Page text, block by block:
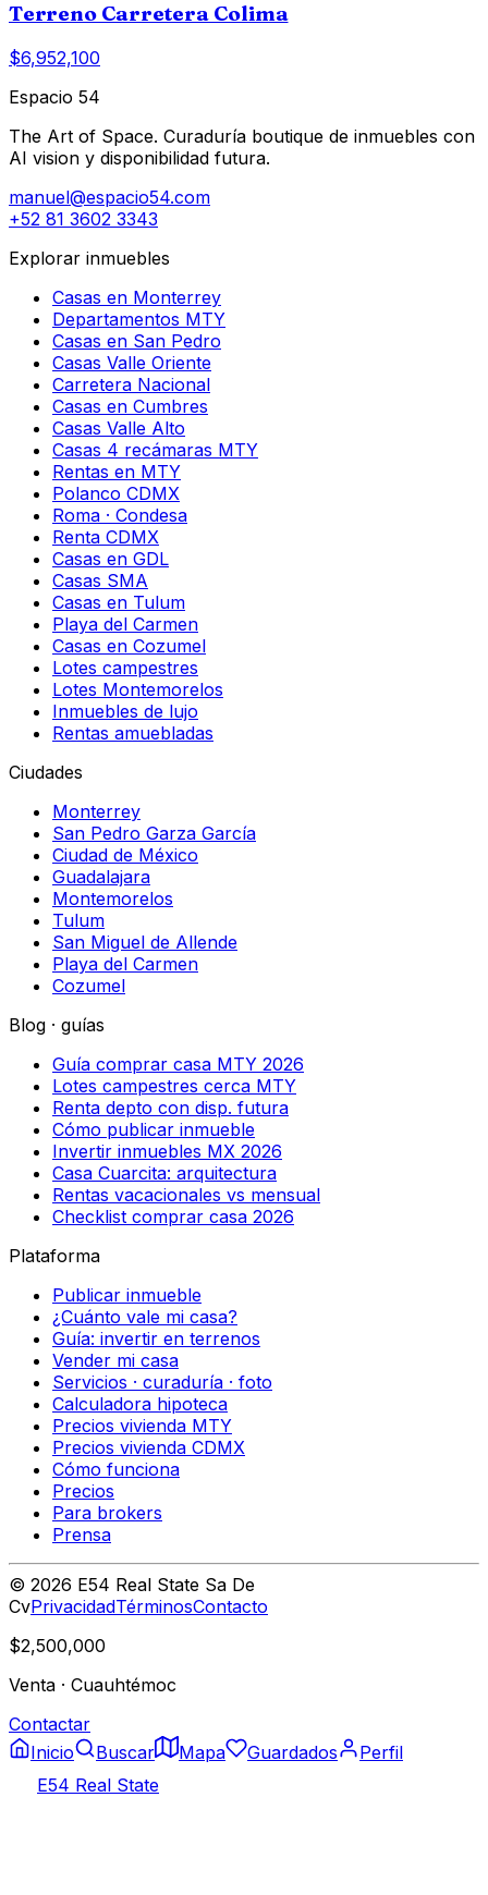
Terreno Carretera Colima
$6,952,100
Espacio 54
The Art of Space. Curaduría boutique de inmuebles con
AI vision y disponibilidad futura.
manuel@espacio54.com
+52 81 3602 3343
Explorar inmuebles
Casas en Monterrey
Departamentos MTY
Casas en San Pedro
Casas Valle Oriente
Carretera Nacional
Casas en Cumbres
Casas Valle Alto
Casas 4 recámaras MTY
Rentas en MTY
Polanco CDMX
Roma · Condesa
Renta CDMX
Casas en GDL
Casas SMA
Casas en Tulum
Playa del Carmen
Casas en Cozumel
Lotes campestres
Lotes Montemorelos
Inmuebles de lujo
Rentas amuebladas
Ciudades
Monterrey
San Pedro Garza García
Ciudad de México
Guadalajara
Montemorelos
Tulum
San Miguel de Allende
Playa del Carmen
Cozumel
Blog · guías
Guía comprar casa MTY 2026
Lotes campestres cerca MTY
Renta depto con disp. futura
Cómo publicar inmueble
Invertir inmuebles MX 2026
Casa Cuarcita: arquitectura
Rentas vacacionales vs mensual
Checklist comprar casa 2026
Plataforma
Publicar inmueble
¿Cuánto vale mi casa?
Guía: invertir en terrenos
Vender mi casa
Servicios · curaduría · foto
Calculadora hipoteca
Precios vivienda MTY
Precios vivienda CDMX
Cómo funciona
Precios
Para brokers
Prensa
© 2026 E54 Real State Sa De
CvPrivacidadTérminosContacto
$2,500,000
Venta · Cuauhtémoc
Contactar
Inicio
Buscar Mapa Guardados
Perfil
E54 Real State